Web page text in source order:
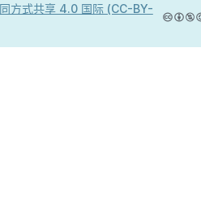
方式共享 4.0 国际 (CC-BY-